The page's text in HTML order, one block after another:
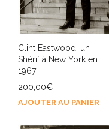
Clint Eastwood, un
Shérif à New York en
1967
200,00€
AJOUTER AU PANIER